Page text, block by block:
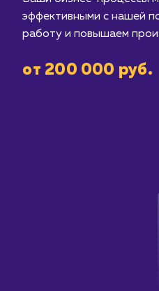
ла
Ваши бизнес-
от 200 000